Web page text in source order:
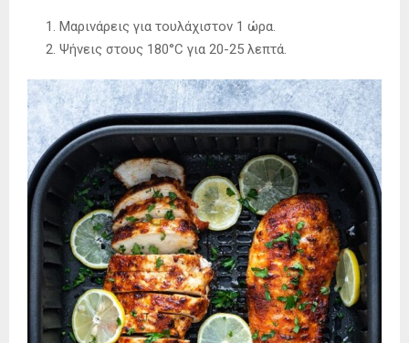
Μαρινάρεις για τουλάχιστον 1 ώρα.
Ψήνεις στους 180°C για 20-25 λεπτά.